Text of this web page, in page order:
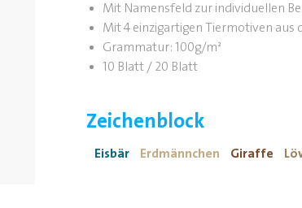
Mit Namensfeld zur individuellen
Mit 4 einzigartigen Tiermotiven aus
Grammatur: 100g/m²
10 Blatt / 20 Blatt
Zeichenblock
Eisbär Erdmännchen Giraffe